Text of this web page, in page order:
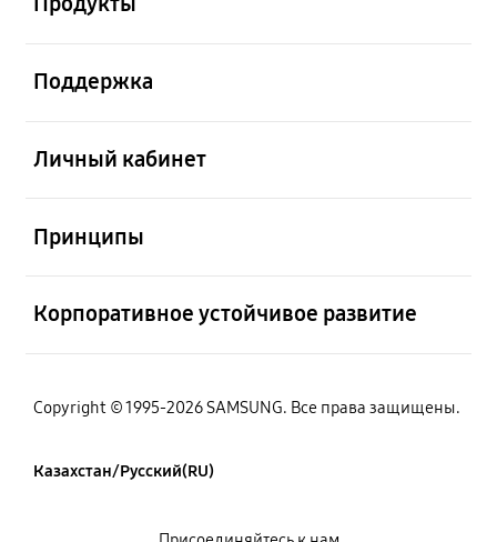
Поддержка
Личный кабинет
Принципы
Корпоративное устойчивое развитие
Copyright © 1995-2026 SAMSUNG. Все права защищены.
Казахстан/Русский(RU)